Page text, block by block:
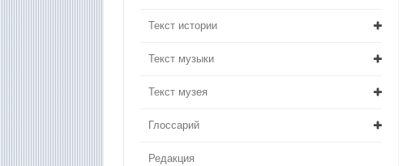
Текст истории
Текст музыки
Текст музея
Глоссарий
Редакция